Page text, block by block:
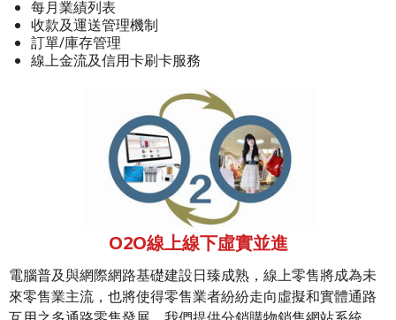
每月業績列表
收款及運送管理機制
訂單/庫存管理
線上金流及信用卡刷卡服務
O2O線上線下虛實並進
電腦普及與網際網路基礎建設日臻成熟，線上零售將成為未
來零售業主流，也將使得零售業者紛紛走向虛擬和實體通路